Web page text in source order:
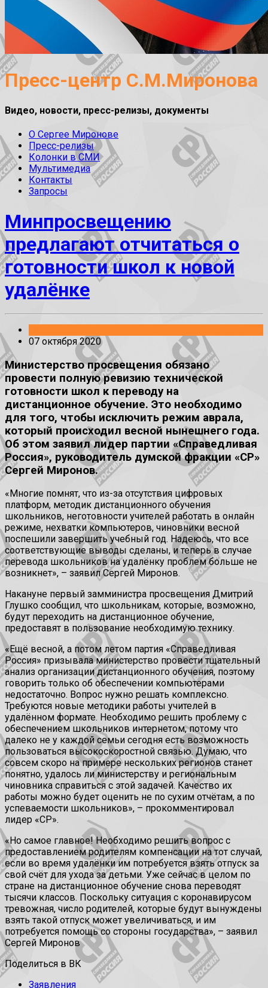
Пресс-центр С.М.Миронова
Видео, новости, пресс-релизы, документы
О Сергее Миронове
Пресс-релизы
Колонки в СМИ
Мультимедиа
Контакты
Запросы
Минпросвещению
предлагают отчитаться о
готовности школ к новой
удалёнке
07 октября 2020
Министерство просвещения обязано
провести полную ревизию технической
готовности школ к переводу на
дистанционное обучение. Это необходимо
для того, чтобы исключить режим аврала,
который происходил весной нынешнего года.
Об этом заявил лидер партии «Справедливая
Россия», руководитель думской фракции «СР»
Сергей Миронов.
«Многие помнят, что из-за отсутствия цифровых
платформ, методик дистанционного обучения
школьников, неготовности учителей работать в онлайн
режиме, нехватки компьютеров, чиновники весной
поспешили завершить учебный год. Надеюсь, что все
соответствующие выводы сделаны, и теперь в случае
перевода школьников на удалёнку проблем больше не
возникнет», – заявил Сергей Миронов.
Накануне первый замминистра просвещения Дмитрий
Глушко сообщил, что школьникам, которые, возможно,
будут переходить на дистанционное обучение,
предоставят в пользование необходимую технику.
«Ещё весной, а потом летом партия «Справедливая
Россия» призывала министерство провести тщательный
анализ организации дистанционного обучения, поэтому
говорить только об обеспечении компьютерами
недостаточно. Вопрос нужно решать комплексно.
Требуются новые методики работы учителей в
удалённом формате. Необходимо решить проблему с
обеспечением школьников интернетом, потому что
далеко не у каждой семьи сегодня есть возможность
пользоваться высокоскоростной связью. Думаю, что
совсем скоро на примере нескольких регионов станет
понятно, удалось ли министерству и региональным
чиновника справиться с этой задачей. Качество их
работы можно будет оценить не по сухим отчётам, а по
успеваемости школьников», – прокомментировал
лидер «СР».
«Но самое главное! Необходимо решить вопрос с
предоставлением родителям компенсации на тот случай,
если во время удалёнки им потребуется взять отпуск за
свой счёт для ухода за детьми. Уже сейчас в целом по
стране на дистанционное обучение снова переводят
тысячи классов. Поскольку ситуация с коронавирусом
тревожная, число родителей, которые будут вынуждены
взять такой отпуск может увеличиваться, и им
потребуется помощь со стороны государства», – заявил
Сергей Миронов
Поделиться в ВК
Заявления